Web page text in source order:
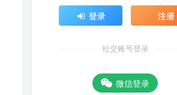
登录 注册
社交账号登录
微信登录